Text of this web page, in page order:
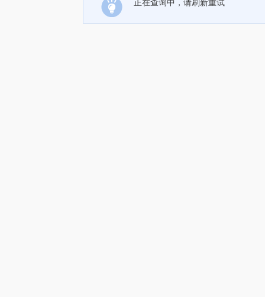
正在查询中，请刷新重试